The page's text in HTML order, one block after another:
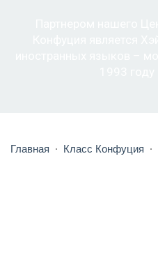
Главная Класс Конфуция